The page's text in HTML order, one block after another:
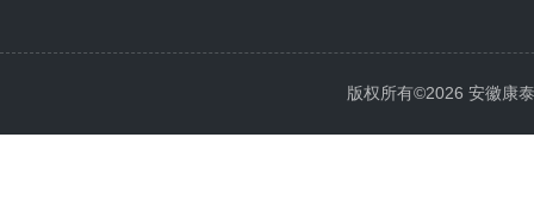
版权所有©2026 安徽康